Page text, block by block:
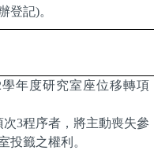
登記)。
學年度研究室座位移轉項
次3程序者，將主動喪失參
投籤之權利。